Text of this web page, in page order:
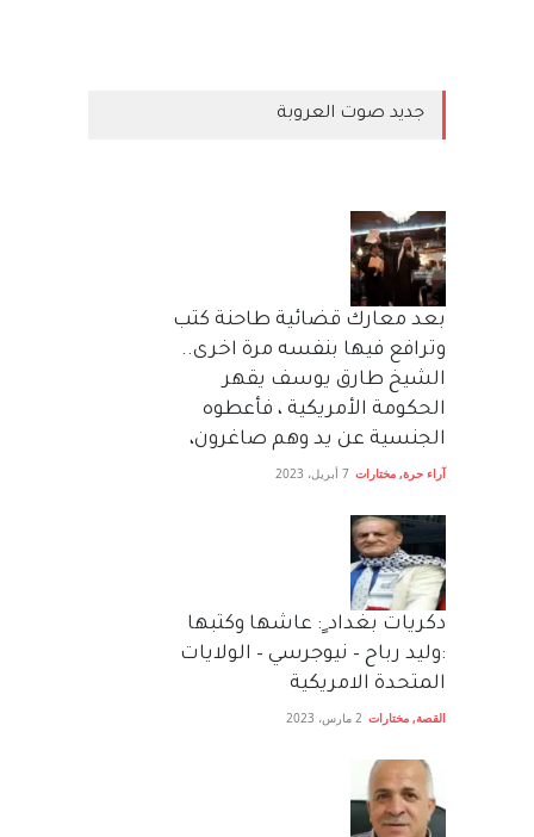
جديد صوت العروبة
بعد معارك قضائية طاحنة كتب
وترافع فيها بنفسه مرة اخرى..
الشيخ طارق يوسف يقهر
الحكومة الأمريكية ، فأعطوه
الجنسية عن يد وهم صاغرون،
آراء حرة, مختارات 7 أبريل، 2023
دكريات بغداد ٍ: عاشها وكتبها
:وليد رباح – نيوجرسي – الولايات
المتحدة الامريكية
القصة, مختارات 2 مارس، 2023